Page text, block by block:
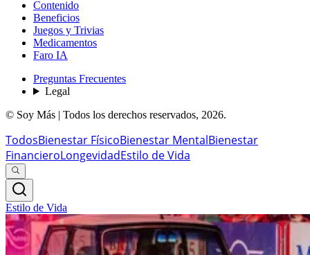
Contenido
Beneficios
Juegos y Trivias
Medicamentos
Faro IA
Preguntas Frecuentes
Legal
© Soy Más | Todos los derechos reservados, 2026.
TodosBienestar FísicoBienestar MentalBienestar
FinancieroLongevidadEstilo de Vida
Estilo de Vida